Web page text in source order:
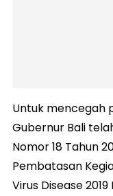
Untuk mencegah
Gubernur Bali
Nomor 18 Tahun
Pembatasan
Virus Disease